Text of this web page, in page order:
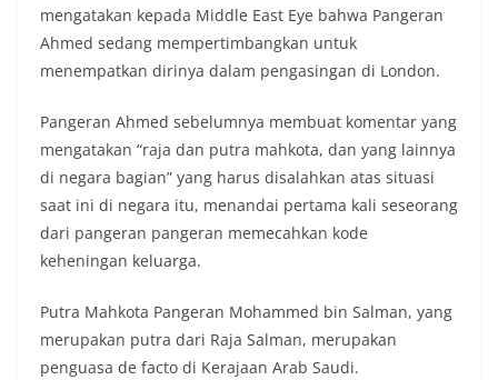
mengatakan kepada Middle East Eye bahwa Pangeran
Ahmed sedang mempertimbangkan untuk
menempatkan dirinya dalam pengasingan di London.
Pangeran Ahmed sebelumnya membuat komentar yang
mengatakan “raja dan putra mahkota, dan yang lainnya
di negara bagian” yang harus disalahkan atas situasi
saat ini di negara itu, menandai pertama kali seseorang
dari pangeran pangeran memecahkan kode
keheningan keluarga.
Putra Mahkota Pangeran Mohammed bin Salman, yang
merupakan putra dari Raja Salman, merupakan
penguasa de facto di Kerajaan Arab Saudi.